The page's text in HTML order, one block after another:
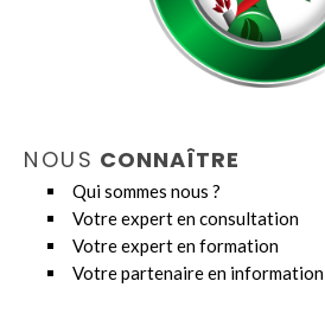
NOUS CONNAÎTRE
Qui sommes nous ?
Votre expert en consultation
Votre expert en formation
Votre partenaire en information